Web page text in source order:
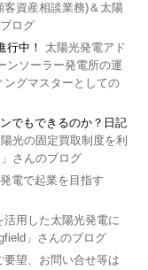
客資産相談業務)＆太陽
ログ
行中！
太陽光発電アド
ンソーラー発電所の運
グマスターとしての
でもできるのか？日記
光の固定買取制度を利
さんのブログ
電で起業を目指す
活用した太陽光発電に
」さんのブログ
要望、お問い合せ等は